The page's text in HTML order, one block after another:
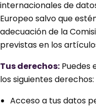
internacionales de
Europeo salvo que
adecuación de la
previstas en los
Tus derechos: Puedes
los siguientes derechos:
Acceso a tus datos